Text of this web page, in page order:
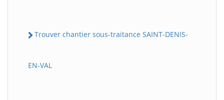
Trouver chantier sous-traitance SAINT-DENIS-
EN-VAL